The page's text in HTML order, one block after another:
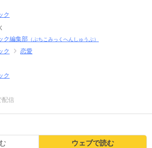
ク
ク編集部 （ぷちこみっくへんしゅうぶ）
ク
恋愛
ク
配信
ウェブで読む